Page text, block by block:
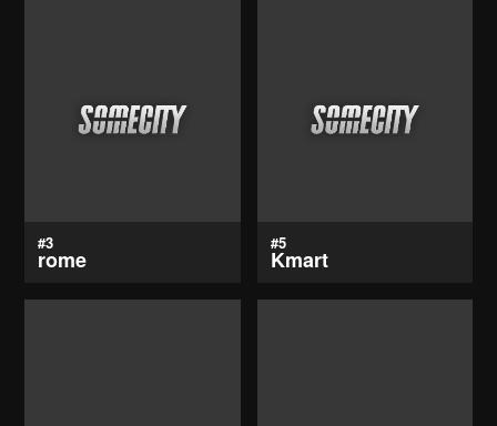
#3
rome
#5
Kmart